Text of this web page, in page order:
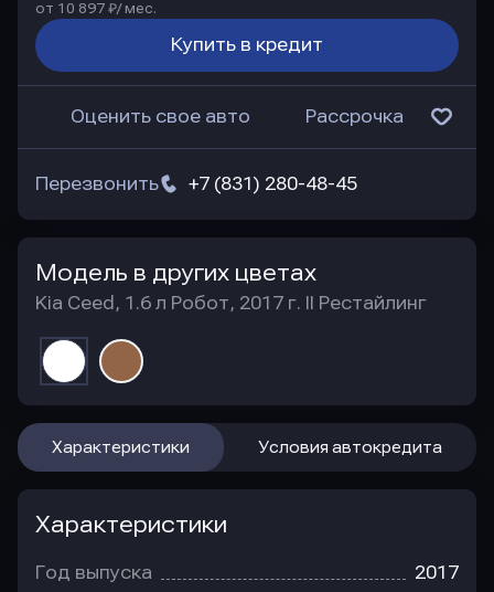
от 10 897 ₽/ мес.
Купить в кредит
Оценить свое авто Рассрочка
+7 (831) 280-48-45
Перезвонить
Модель в других цветах
Kia Ceed, 1.6 л Робот, 2017 г. II Рестайлинг
Характеристики Условия автокредита
Характеристики
Год выпуска 2017